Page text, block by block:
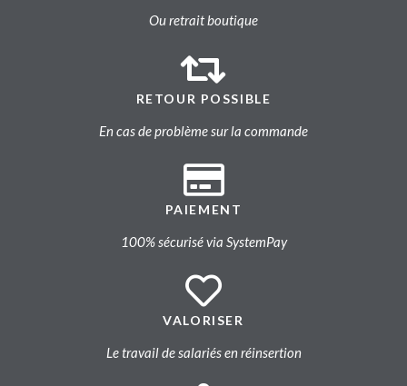
Ou retrait boutique
RETOUR POSSIBLE
En cas de problème sur la commande
PAIEMENT
100% sécurisé via SystemPay
VALORISER
Le travail de salariés en réinsertion